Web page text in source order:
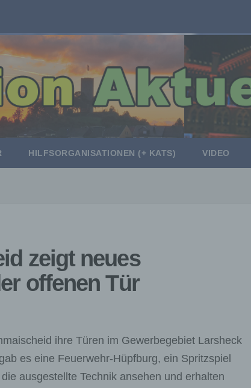
HILFSORGANISATIONEN (+ KATS) VIDEO
zeigt neues
offenen Tür
ihre Türen im Gewerbegebiet Larsheck
es eine Feuerwehr‑Hüpfburg, ein Spritzspiel
ausgestellte Technik ansehen und erhalten